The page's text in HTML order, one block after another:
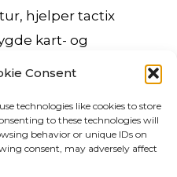
Consent
technologies like cookies to store
to these technologies will
behavior or unique IDs on
consent, may adversely affect
hjelper tactix
kart- og
din. Informasjonen
en del av tjenestene
bergen utgjøre en